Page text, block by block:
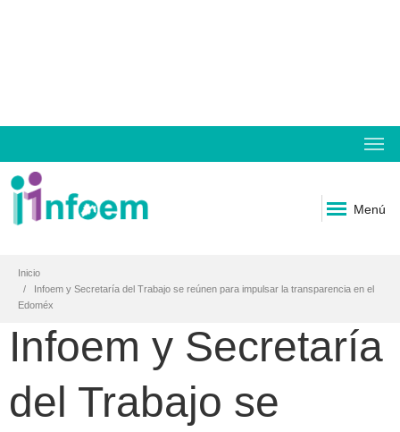
Menú
Inicio
Infoem y Secretaría del Trabajo se reúnen para impulsar la transparencia en el
Edoméx
Infoem y Secretaría
del Trabajo se